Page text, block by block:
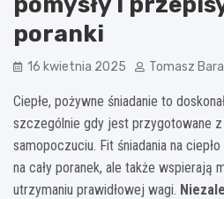
poranki
16 kwietnia 2025 Tomasz
Ciepłe, pożywne śniadanie to
szczególnie gdy jest przygotowane
samopoczuciu. Fit śniadania na
na cały poranek, ale także wspierają
utrzymaniu prawidłowej wagi.